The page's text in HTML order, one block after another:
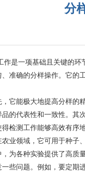
分
一项基础且关键的环节
确的分样操作。它的
它能极大地提高分样的
的代表性和一致性。
检测工作能够高效有序地
领域，它可用于种子
为各种实验提供了高质量
问题。例如，要定期